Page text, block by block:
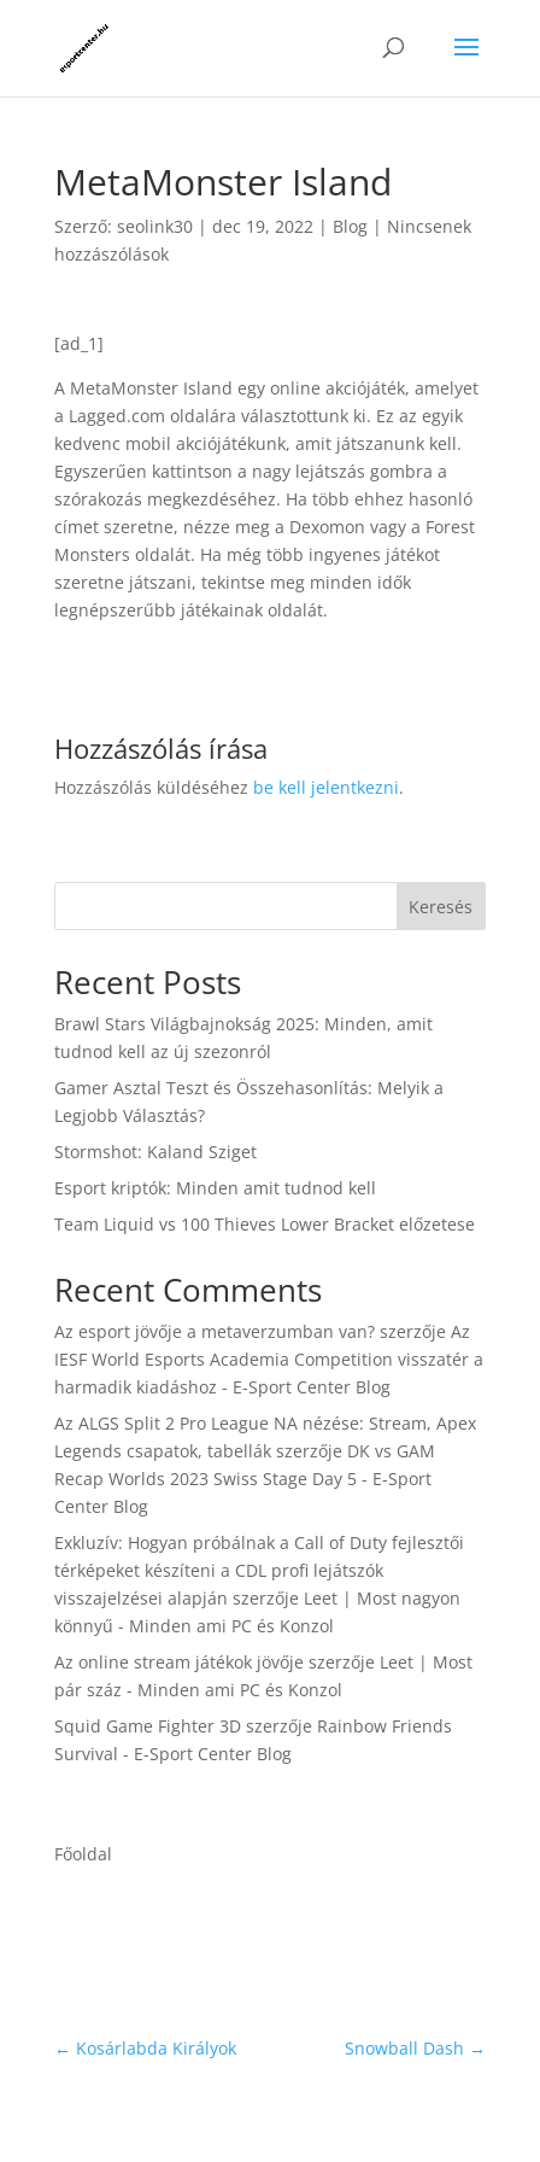
MetaMonster Island
Szerző: seolink30| dec 19, 2022| Blog| Nincsenek
hozzászólások
[ad_1]
A MetaMonster Island egy online akciójáték, amelyet
a Lagged.com oldalára választottunk ki. Ez az egyik
kedvenc mobil akciójátékunk, amit játszanunk kell.
Egyszerűen kattintson a nagy lejátszás gombra a
szórakozás megkezdéséhez. Ha több ehhez hasonló
címet szeretne, nézze meg a Dexomon vagy a Forest
Monsters oldalát. Ha még több ingyenes játékot
szeretne játszani, tekintse meg minden idők
legnépszerűbb játékainak oldalát.
Hozzászólás írása
Hozzászólás küldéséhez be kell jelentkezni.
Keresés
Recent Posts
Brawl Stars Világbajnokság 2025: Minden, amit
tudnod kell az új szezonról
Gamer Asztal Teszt és Összehasonlítás: Melyik a
Legjobb Választás?
Stormshot: Kaland Sziget
Esport kriptók: Minden amit tudnod kell
Team Liquid vs 100 Thieves Lower Bracket előzetese
Recent Comments
Az esport jövője a metaverzumban van?szerzője Az
IESF World Esports Academia Competition visszatér a
harmadik kiadáshoz - E-Sport Center Blog
Az ALGS Split 2 Pro League NA nézése: Stream, Apex
Legends csapatok, tabellákszerzője DK vs GAM
Recap Worlds 2023 Swiss Stage Day 5 - E-Sport
Center Blog
Exkluzív: Hogyan próbálnak a Call of Duty fejlesztői
térképeket készíteni a CDL profi lejátszók
visszajelzései alapján szerzője Leet | Most nagyon
könnyű - Minden ami PC és Konzol
Az online stream játékok jövője szerzője Leet | Most
pár száz - Minden ami PC és Konzol
Squid Game Fighter 3Dszerzője Rainbow Friends
Survival - E-Sport Center Blog
Főoldal
← Kosárlabda Királyok Snowball Dash →